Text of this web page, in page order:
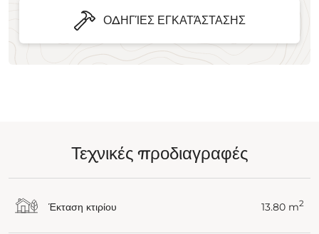
ΟΔΗΓΊΕΣ ΕΓΚΑΤΆΣΤΑΣΗΣ
Τεχνικές προδιαγραφές
Έκταση κτιρίου 13.80 m2